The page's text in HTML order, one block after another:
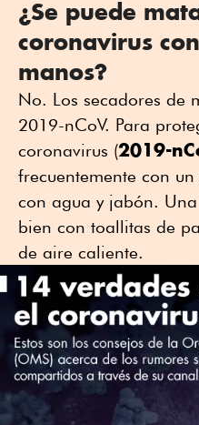
¿Se puede
coronavirus
manos?
No. Los secadores de
2019-nCoV. Para
coronavirus (2019-
frecuentemente con
con agua y jabón.
bien con toallitas de
de aire caliente.